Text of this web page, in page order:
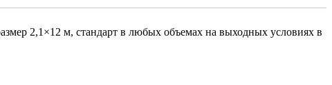
2,1×12 м, стандарт в любых объемах на выходных условиях в